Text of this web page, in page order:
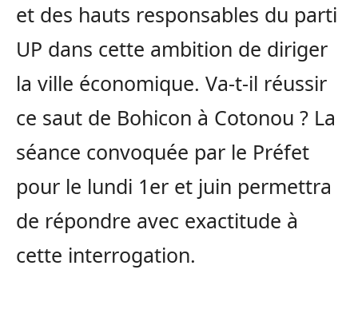
et des hauts responsables du parti
UP dans cette ambition de diriger
la ville économique. Va-t-il réussir
ce saut de Bohicon à Cotonou ? La
séance convoquée par le Préfet
pour le lundi 1er et juin permettra
de répondre avec exactitude à
cette interrogation.